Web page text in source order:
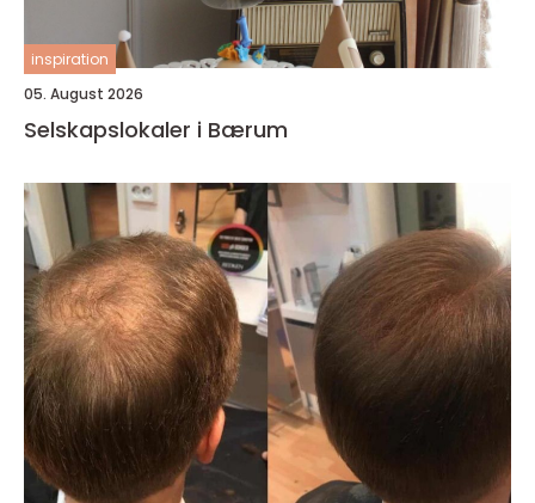
inspiration
05. August 2026
Selskapslokaler i Bærum